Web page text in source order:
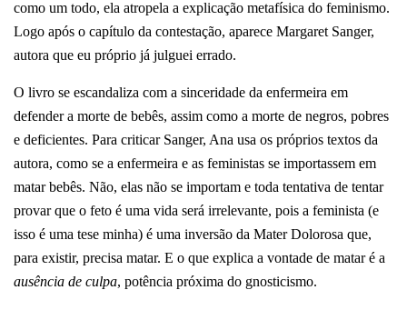
como um todo, ela atropela a explicação metafísica do feminismo.
Logo após o capítulo da contestação, aparece Margaret Sanger,
autora que eu próprio já julguei errado.
O livro se escandaliza com a sinceridade da enfermeira em
defender a morte de bebês, assim como a morte de negros, pobres
e deficientes. Para criticar Sanger, Ana usa os próprios textos da
autora, como se a enfermeira e as feministas se importassem em
matar bebês. Não, elas não se importam e toda tentativa de tentar
provar que o feto é uma vida será irrelevante, pois a feminista (e
isso é uma tese minha) é uma inversão da Mater Dolorosa que,
para existir, precisa matar. E o que explica a vontade de matar é a
ausência de culpa, potência próxima do gnosticismo.